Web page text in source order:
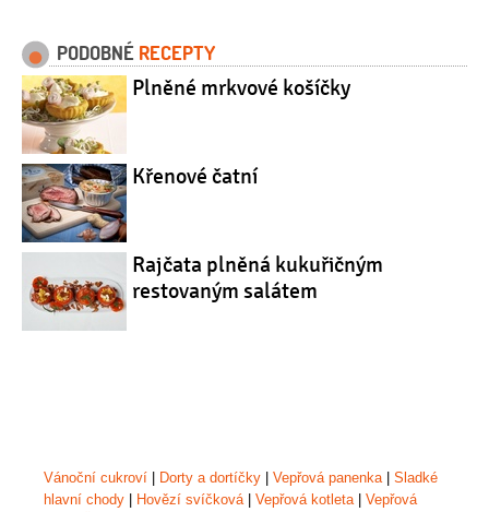
PODOBNÉ RECEPTY
Plněné mrkvové košíčky
Křenové čatní
Rajčata plněná kukuřičným
restovaným salátem
Vánoční cukroví Dorty a dortíčky Vepřová panenka| Sladké
hlavní chody
Hovězí svíčková| Vepřová kotleta| Vepřová